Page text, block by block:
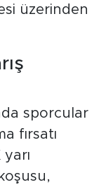
üzerinden
sporcular
fırsatı